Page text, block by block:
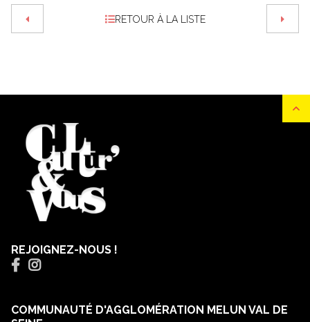
RETOUR À LA LISTE
REJOIGNEZ-NOUS !
COMMUNAUTÉ D'AGGLOMÉRATION MELUN VAL DE